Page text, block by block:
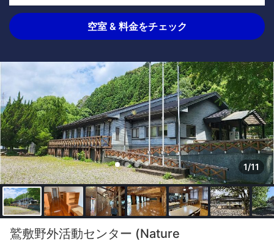
空室 & 料金をチェック
1/11
鷲敷野外活動センター (Nature